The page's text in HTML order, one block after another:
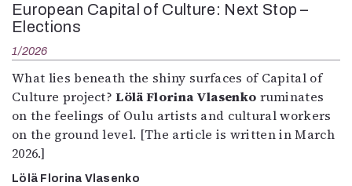
European Capital of Culture: Next Stop –
Elections
1/2026
What lies beneath the shiny surfaces of Capital of
Culture project?Lölä Florina Vlasenko ruminates
on the feelings of Oulu artists and cultural workers
on the ground level. [The article is written in March
2026.]
Lölä Florina Vlasenko